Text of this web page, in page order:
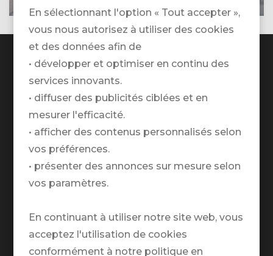
TRAVELZONE AG
Emplacement Google Maps
+41 41 552 55 00
Heures d'ouverture téléphoniques:
Lundi au vendredi:
Pourquoi TRAVELZONE ?
En sélectionnant l'option « Tout accepter »,
vous nous autorisez à utiliser des cookies
et des données afin de
• développer et optimiser en continu des
services innovants.
• diffuser des publicités ciblées et en
mesurer l'efficacité.
• afficher des contenus personnalisés selon
vos préférences.
• présenter des annonces sur mesure selon
vos paramètres.
En continuant à utiliser notre site web, vous
acceptez l'utilisation de cookies
conformément à notre politique en